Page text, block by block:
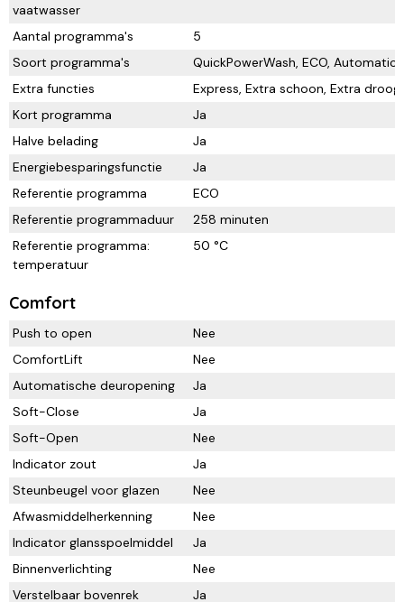
vaatwasser
Aantal programma's
5
Soort programma's
QuickPowerWash, ECO,
Extra functies
Express, Extra schoon, Extra droog
Kort programma
Ja
Halve belading
Ja
Energiebesparingsfunctie
Ja
Referentie programma
ECO
Referentie programmaduur
258 minuten
Referentie programma:
temperatuur
50 °C
Comfort
Push to open
Nee
ComfortLift
Nee
Automatische deuropening
Ja
Soft-Close
Ja
Soft-Open
Nee
Indicator zout
Ja
Steunbeugel voor glazen
Nee
Afwasmiddelherkenning
Nee
Indicator glansspoelmiddel
Ja
Binnenverlichting
Nee
Verstelbaar bovenrek
Ja